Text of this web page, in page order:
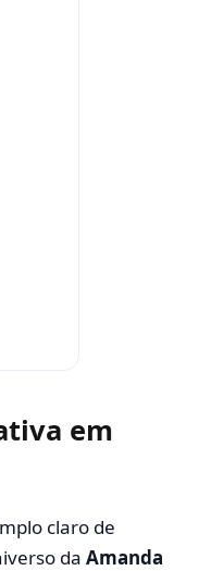
em
claro de
da Amanda